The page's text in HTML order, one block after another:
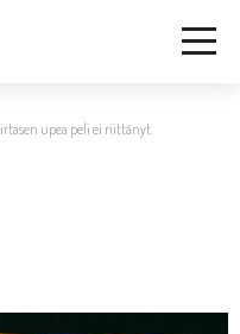
upea peli ei riittänyt